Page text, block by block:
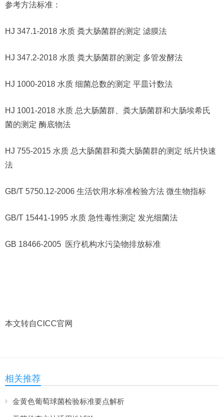
参考方法标准：
HJ 347.1-2018 水质 粪大肠菌群的测定 滤膜法
HJ 347.2-2018 水质 粪大肠菌群的测定 多管发酵法
HJ 1000-2018 水质 细菌总数的测定 平皿计数法
HJ 1001-2018 水质 总大肠菌群、粪大肠菌群和大肠埃希氏
菌的测定 酶底物法
HJ 755-2015 水质 总大肠菌群和粪大肠菌群的测定 纸片快速
法
GB/T 5750.12-2006 生活饮用水标准检验方法 微生物指标
GB/T 15441-1995 水质 急性毒性测定 发光细菌法
GB 18466-2005 医疗机构水污染物排放标准
本文转自CICC官网
相关推荐
金黄色葡萄球菌检验标准要点解析